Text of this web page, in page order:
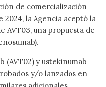
de comercialización
2024, la Agencia aceptó la
AVT03, una propuesta de
(AVT02) y ustekinumab
y/o lanzados en
adicionales